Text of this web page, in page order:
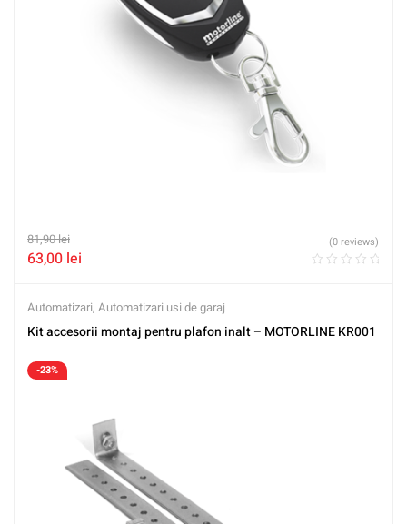
81,90lei
63,00 lei
(0 reviews)
Automatizari, Automatizari usi de garaj
Kit accesorii montaj pentru plafon inalt – MOTORLINE KR001
-23%